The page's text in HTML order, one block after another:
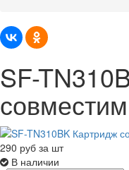
SF-
290 руб за шт
В наличии